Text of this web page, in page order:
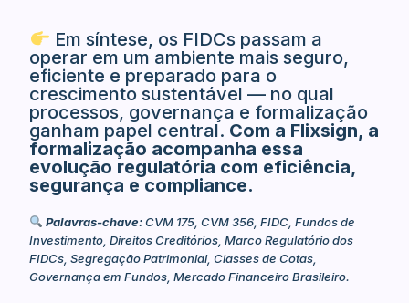
Em síntese, os FIDCs passam a
operar em um ambiente mais seguro,
eficiente e preparado para o
crescimento sustentável — no qual
processos, governança e formalização
ganham papel central. Com a Flixsign, a
formalização acompanha essa
evolução regulatória com eficiência,
segurança e compliance.
Palavras-chave:CVM 175, CVM 356, FIDC, Fundos de
Investimento, Direitos Creditórios, Marco Regulatório dos
FIDCs, Segregação Patrimonial, Classes de Cotas,
Governança em Fundos, Mercado Financeiro Brasileiro.